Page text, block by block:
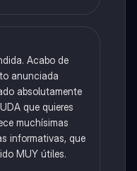
Acabo de
anunciada
absolutamente
que quieres
muchísimas
informativas, que
MUY útiles.